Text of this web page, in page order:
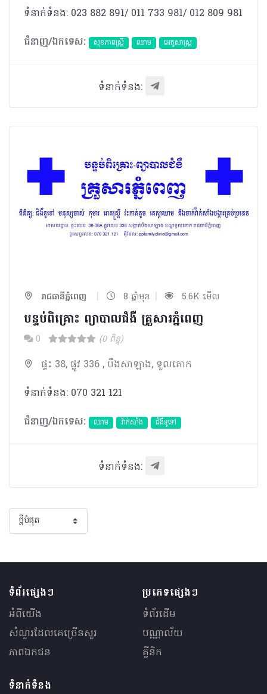
ទំនាក់ទំនង: 023 882 891/ 011 733 981/ 012 809 981
ជំនាញ/ឯកទេស:
សុខភាពស្រ្តី ឈាម អេកូសាស្រ្ត
ទំនាក់ទំនង:
រាជធានីភ្នំពេញ | 8 ឆ្នាំមុន | 5.6K មើល
បន្ទប់ពិគ្រោះ ព្យាបាលជំងឺ គ្រួសារភ្នំពេញ
0 (0 ពិន្ទុ)
ផ្ទះ 38, ផ្លូវ 336 , បឹងសាឡាង, ទួលគោក
ទំនាក់ទំនង: 070 321 121
ជំនាញ/ឯកទេស:
ឈាម វ៉ាក់សាំង ជំងឺទូទៅ
ទំនាក់ទំនង:
ទំព័រផ្សេងៗ
អំពីយើង
សំណួរ​ដែលគេ​ច្រើន​សួរ
ភាពឯកជន
ប្រភេទផ្សេងៗ
ទំព័រដើម
បណ្ណាល័យ
គ្លីនិក
ទំនាក់ទំនង